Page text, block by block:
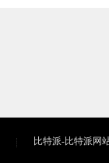
比特派-比特派网